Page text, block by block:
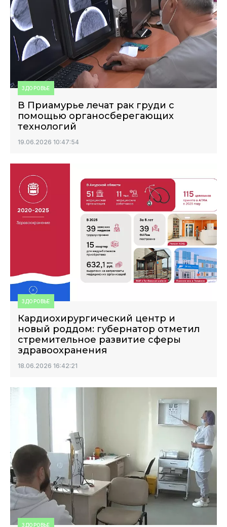
ЗДОРОВЬЕ
В Приамурье лечат рак груди с
помощью органосберегающих
технологий
19.06.2026 10:47:54
ЗДОРОВЬЕ
Кардиохирургический центр и
новый роддом: губернатор отметил
стремительное развитие сферы
здравоохранения
18.06.2026 16:42:21
ЗДОРОВЬЕ